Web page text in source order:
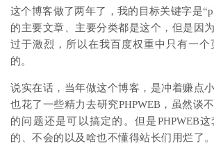
这个博客做了两年了，我的目标关键字是
的主要文章、主要分类都是这个，但是因
过于激烈，所以在我百度权重中只有一个
的。
说实在话，当年做这个博客，是冲着赚点
也花了一些精力去研究PHPWEB，虽然谈
的问题还是可以搞定的。但是PHPWEB
的、不会的以及啥也不懂得站长们用烂了